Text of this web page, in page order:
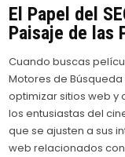
El Papel del
Paisaje de las
Cuando buscas
Motores de
optimizar sitios web y
los entusiastas del
que se ajusten a sus
web relacionados